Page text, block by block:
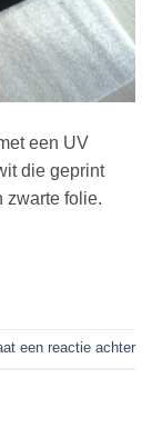
een UV
die geprint
zwarte folie.
een reactie achter